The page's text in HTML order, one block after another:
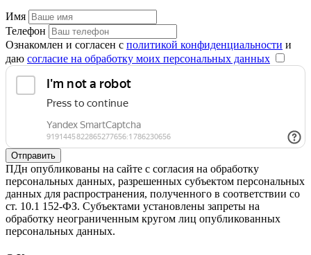
Имя
Телефон
Ознакомлен и согласен с политикой конфиденциальности и
даю согласие на обработку моих персональных данных
Отправить
ПДн опубликованы на сайте с согласия на обработку
персональных данных, разрешенных субъектом персональных
данных для распространения, полученного в соответствии со
ст. 10.1 152-ФЗ. Субъектами установлены запреты на
обработку неограниченным кругом лиц опубликованных
персональных данных.